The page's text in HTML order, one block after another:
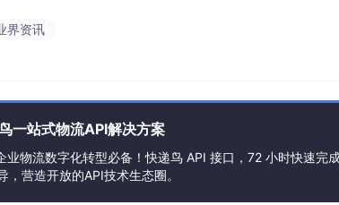
耕节日经济的战术罗盘
价格底线，寻找利润空间
功能分析目标品类过去半年的价格波动曲线，筛选价
。
界资讯
一站式物流API解决方案
业物流数字化转型必备！快递鸟 API 接口，72 小时快速完
，营造开放的API技术生态圈。